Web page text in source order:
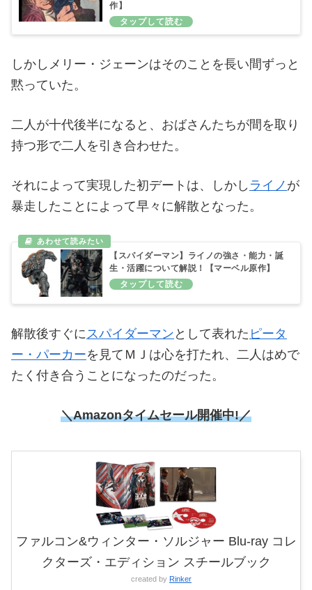
作】
しかしメリー・ジェーンはそのことを長い間ずっと
黙っていた。
二人が十代後半になると、おばさんたちが間を取り
持つ形で二人を引き合わせた。
それによって実現した初デートは、しかし ライノ が
暴走したことによって早々に解散となった。
【スパイダーマン】ライノの強さ・能力・誕
生・活躍について解説！【マーベル原作】
解散後すぐに スパイダーマン として表れた ピータ
ー・パーカーを見てＭＪは心を打たれ、二人はめで
たく付き合うことになったのだった。
＼Amazonタイムセール開催中!／
ファルコン&ウィンター・ソルジャー Blu-ray コレ
クターズ・エディション スチールブック
created by Rinker